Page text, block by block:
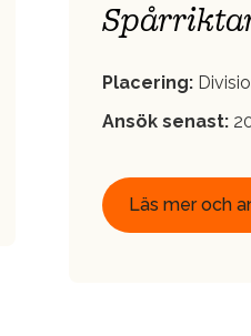
Placering:
Ansök senast:
Läs mer och